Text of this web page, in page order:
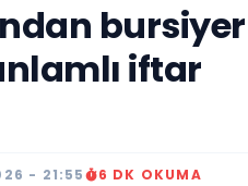
bursiyer
iftar
- 21:55 6 DK OKUMA